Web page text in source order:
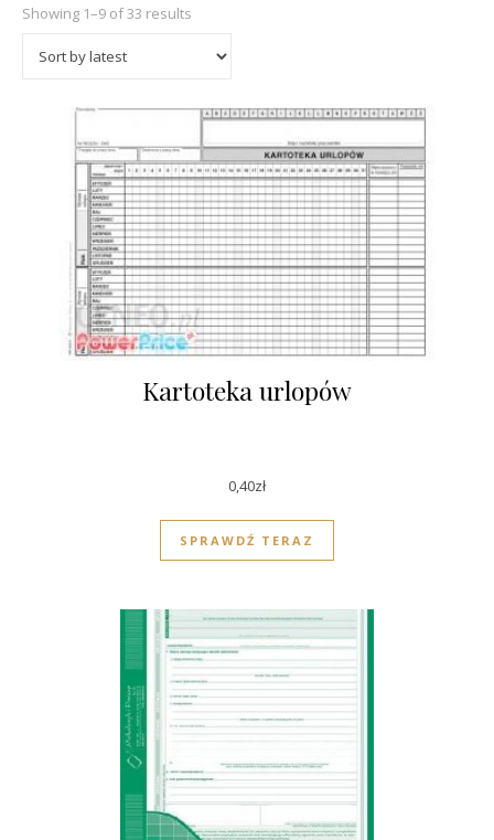
Showing 1–9 of 33 results
Kartoteka urlopów
0,40zł
SPRAWDŹ TERAZ